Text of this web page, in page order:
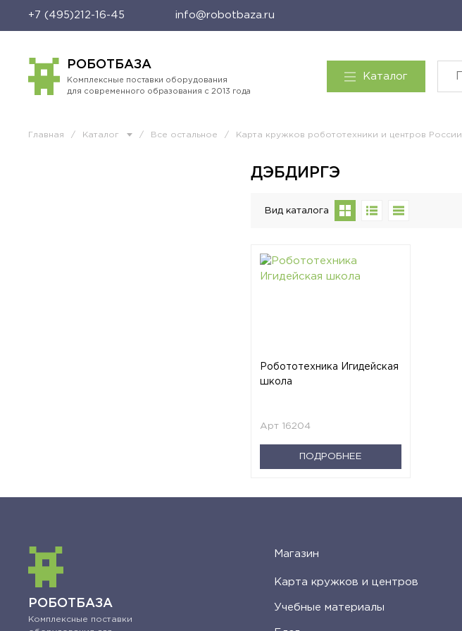
+7 (495)212-16-45 info@robotbaza.ru
РОБОТБАЗА
Комплексные поставки оборудования
для современного образования с 2013 года
Каталог
Главная / Каталог / Все остальное / Карта кружков робототехники и центров России
ДЭБДИРГЭ
Вид каталога
Робототехника Игидейская
школа
Арт 16204
ПОДРОБНЕЕ
РОБОТБАЗА
Комплексные поставки
Магазин
Карта кружков и центров
Учебные материалы